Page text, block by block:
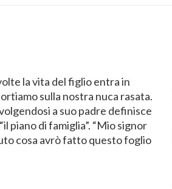
la vita del figlio entra in
sulla nostra nuca rasata.
a suo padre definisce
piano di famiglia”. “Mio signor
cosa avrò fatto questo foglio